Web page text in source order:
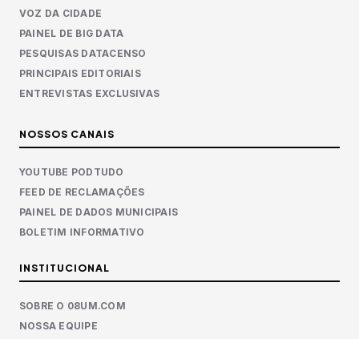
VOZ DA CIDADE
PAINEL DE BIG DATA
PESQUISAS DATACENSO
PRINCIPAIS EDITORIAIS
ENTREVISTAS EXCLUSIVAS
NOSSOS CANAIS
YOUTUBE PODTUDO
FEED DE RECLAMAÇÕES
PAINEL DE DADOS MUNICIPAIS
BOLETIM INFORMATIVO
INSTITUCIONAL
SOBRE O 08UM.COM
NOSSA EQUIPE